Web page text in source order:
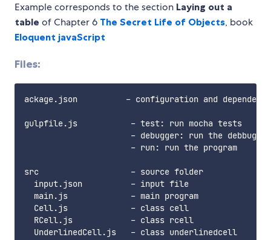
Example corresponds to the section Laying out a
table of Chapter 6 The Secret Life of Objects, book
Eloquent javaScript
Files:
ackage.json          - configuration and
gulpfile.js           - test: run mocha tests
                      - debugger: run the debbugger
                      - run: run the program
src                   - source folder
  input.json          - input file
  main.js             - main program
  Cell.js             - class cell
  RCell.js            - class rcell
  UnderlinedCell.js   - class underlinedcell